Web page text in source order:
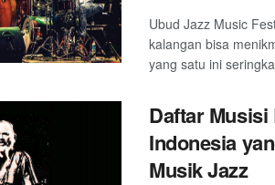
Ubud Jazz Music
kalangan bisa
yang satu ini
Daftar
Indonesia
Musik Jazz